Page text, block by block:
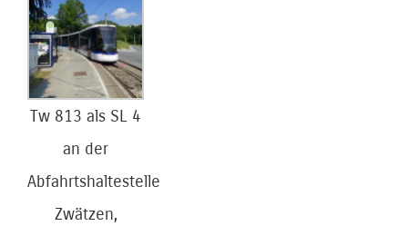
Tw 813 als SL 4
an der
Abfahrtshaltestelle
Zwätzen,